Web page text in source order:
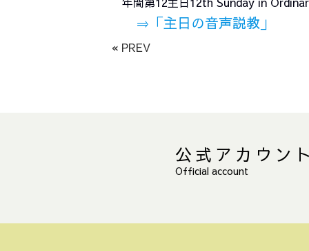
⇒ 「主日の音声説教」
« PREV
公式アカウン
Official account